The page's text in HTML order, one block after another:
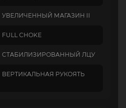
УВЕЛИЧЕННЫЙ МАГАЗИН II
FULL CHOKE
СТАБИЛИЗИРОВАННЫЙ ЛЦУ
ВЕРТИКАЛЬНАЯ РУКОЯТЬ